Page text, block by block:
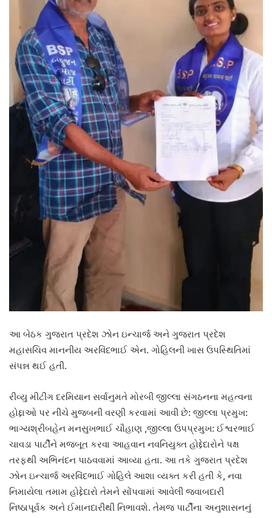
આ બેઠક ગુજરાત પ્રદેશ ઝોન ઇન્ચાર્જ અને ગુજરાત પ્રદેશ
મહાસચિવ માનનીય અરવિંદભાઈ એન. ગોહિલની ખાસ ઉપસ્થિતિમાં
સંપન્ન થઈ હતી.
રીવ્યુ મીટીંગ દરમિયાન સર્વાનુમતે મોરબી જીલ્લા સંગઠનના મહત્વના
હોદ્દાઓ પર નીચે મુજબની વરણી કરવામાં આવી છે: જીલ્લા પ્રમુખ:
ભાગ્યશ્રીબહેન મનસુખભાઈ ચૌહાણ ,જીલ્લા ઉપપ્રમુખ: ઈશ્વરભાઈ
ચાવડા પાર્ટીને મજબૂત કરવા આહવાન નવનિયુક્ત હોદ્દેદારોને પક્ષ
તરફથી અભિનંદન પાઠવવામાં આવ્યા હતા. આ તકે ગુજરાત પ્રદેશ
ઝોન ઇન્ચાર્જ અરવિંદભાઈ ગોહિલે આશા વ્યક્ત કરી હતી કે, નવા
નિમાયેલા તમામ હોદ્દેદારો તેમને સોંપવામાં આવેલી જવાબદારી
નિષ્ઠાપૂર્વક અને ઈમાનદારીથી નિભાવશે. તેમજ પાર્ટીના અનુશાસનનું